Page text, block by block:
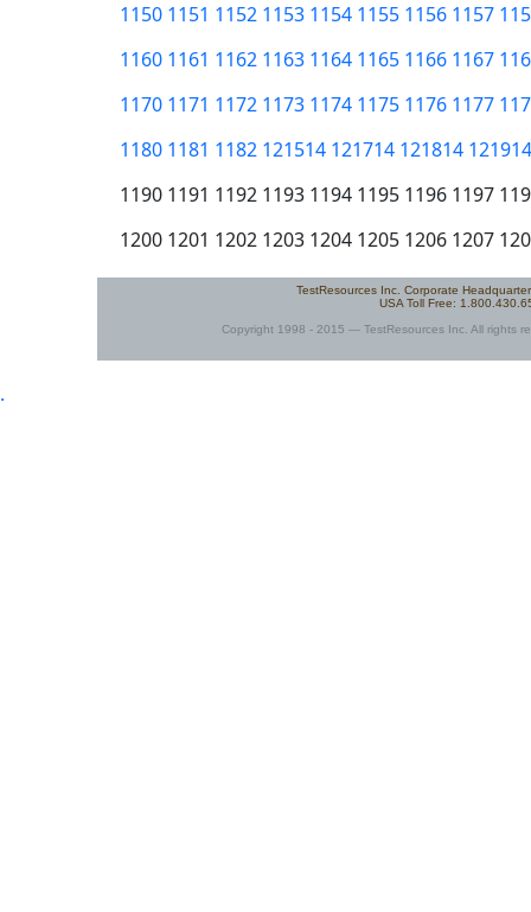
1150 1151 1152 1153 1154 1155 1156 1157
1160 1161 1162 1163 1164 1165 1166 1167
1170 1171 1172 1173 1174 1175 1176 1177
1180 1181 1182 121514 121714 121814 121914
1190 1191 1192 1193 1194 1195 1196 1197
1200 1201 1202 1203 1204 1205 1206 1207
TestResources Inc. Corporate
USA Toll Free:
Copyright 1998 - 2015 — TestResources Inc. All rights
.